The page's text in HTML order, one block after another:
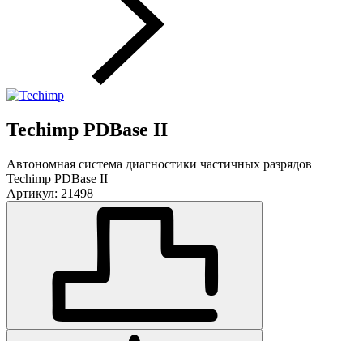
Techimp PDBase II
Автономная система диагностики частичных разрядов
Techimp PDBase II
Артикул: 21498